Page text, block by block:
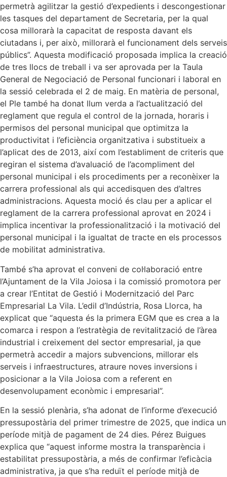
permetrà agilitzar la gestió d’expedients i descongestionar
les tasques del departament de Secretaria, per la qual
cosa millorarà la capacitat de resposta davant els
ciutadans i, per això, millorarà el funcionament dels serveis
públics”. Aquesta modificació proposada implica la creació
de tres llocs de treball i va ser aprovada per la Taula
General de Negociació de Personal funcionari i laboral en
la sessió celebrada el 2 de maig. En matèria de personal,
el Ple també ha donat llum verda a l’actualització del
reglament que regula el control de la jornada, horaris i
permisos del personal municipal que optimitza la
productivitat i l’eficiència organitzativa i substitueix a
l’aplicat des de 2013, així com l’establiment de criteris que
regiran el sistema d’avaluació de l’acompliment del
personal municipal i els procediments per a reconèixer la
carrera professional als qui accedisquen des d’altres
administracions. Aquesta moció és clau per a aplicar el
reglament de la carrera professional aprovat en 2024 i
implica incentivar la professionalització i la motivació del
personal municipal i la igualtat de tracte en els processos
de mobilitat administrativa.
També s’ha aprovat el conveni de col·laboració entre
l’Ajuntament de la Vila Joiosa i la comissió promotora per
a crear l’Entitat de Gestió i Modernització del Parc
Empresarial La Vila. L’edil d’Indústria, Rosa Llorca, ha
explicat que “aquesta és la primera EGM que es crea a la
comarca i respon a l’estratègia de revitalització de l’àrea
industrial i creixement del sector empresarial, ja que
permetrà accedir a majors subvencions, millorar els
serveis i infraestructures, atraure noves inversions i
posicionar a la Vila Joiosa com a referent en
desenvolupament econòmic i empresarial”.
En la sessió plenària, s’ha adonat de l’informe d’execució
pressupostària del primer trimestre de 2025, que indica un
període mitjà de pagament de 24 dies. Pérez Buigues
explica que “aquest informe mostra la transparència i
estabilitat pressupostària, a més de confirmar l’eficàcia
administrativa, ja que s’ha reduït el període mitjà de